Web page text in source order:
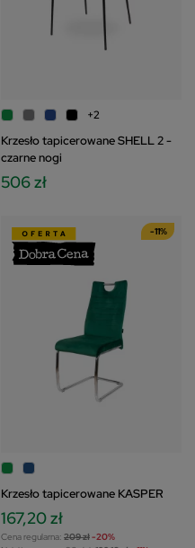
+2
Krzesło tapicerowane SHELL 2 -
czarne nogi
506 zł
-11%
Krzesło tapicerowane KASPER
167,20 zł
Cena regularna: 209 zł-20%